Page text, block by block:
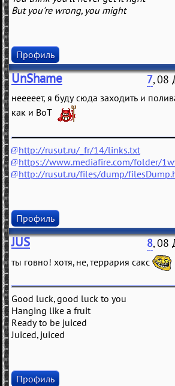
But you're wrong, you might
Профиль
UnShame 7, 08
нееееет, я буду сюда заходить и
как и ВоТ
http://rusut.ru/_fr/14/links.txt
https://www.mediafire.com/folder/
http://rusut.ru/files/dump/
Профиль
JUS 8, 08
ты говно! хотя, не, террария сакс
Good luck, good luck to you
Hanging like a fruit
Ready to be juiced
Juiced, juiced
Профиль